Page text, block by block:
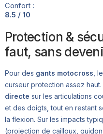
Confort :
8.5 / 10
Protection &
faut, sans
Pour des gants motocross,
curseur protection assez haut.
directe sur les articulations
et des doigts, tout en restant
la flexion. Sur les impacts
(projection de cailloux,